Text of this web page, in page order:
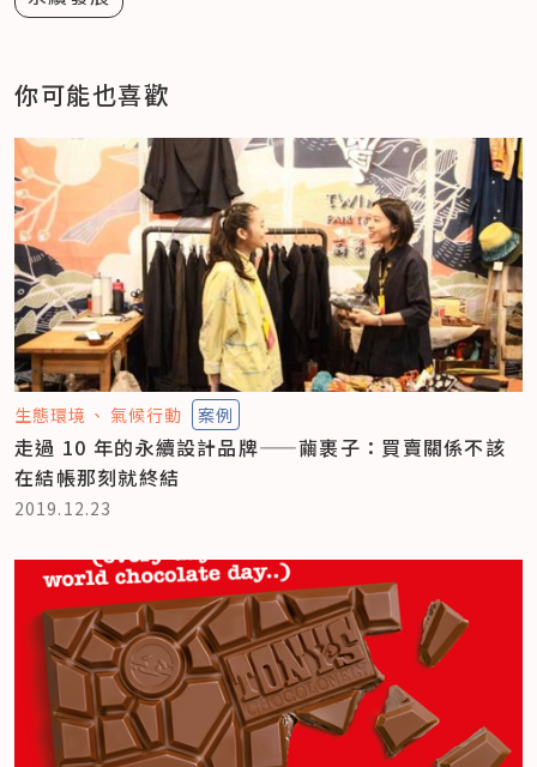
你可能也喜歡
生態環境 氣候行動 案例
走過 10 年的永續設計品牌——繭裹子：買賣關係不該
在結帳那刻就終結
2019.12.23